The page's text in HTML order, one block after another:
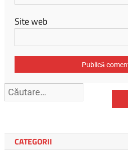
Site web
Caută
după:
CATEGORII